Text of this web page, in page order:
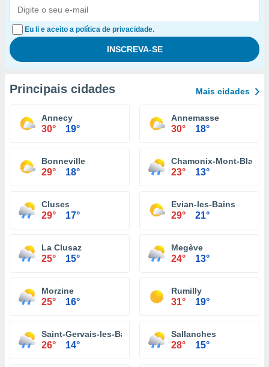
Eu li e aceito a política de privacidade.
Principais cidades Mais cidades
Annecy
30° 19°
Annemasse
30° 18°
Bonneville
29° 18°
Chamonix-Mont-Blanc
23° 13°
Cluses
29° 17°
Evian-les-Bains
29° 21°
La Clusaz
25° 15°
Megève
24° 13°
Morzine
25° 16°
Rumilly
31° 19°
Saint-Gervais-les-Bains
26° 14°
Sallanches
28° 15°